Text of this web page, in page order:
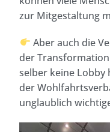
zur Mitgestaltung
Aber auch die
der
selber keine
der
unglaublich